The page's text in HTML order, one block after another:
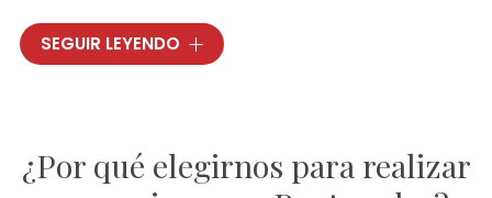
Como empresa de excavaciones en Pontevedra,
ofrecemosun servicio personalizado y un
empleando la maquinaria adecuada para cada
tarea y cumpliendo con los plazos establecidos.
SEGUIR LEYENDO
¿Por qué elegirnos para realizar